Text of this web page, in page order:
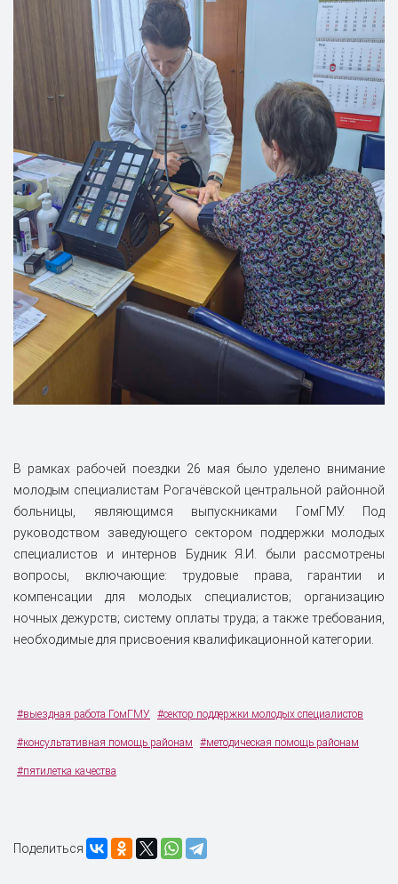
В рамках рабочей поездки 26 мая было уделено внимание
молодым специалистам Рогачёвской центральной районной
больницы, являющимся выпускниками ГомГМУ. Под
руководством заведующего сектором поддержки молодых
специалистов и интернов Будник Я.И. были рассмотрены
вопросы, включающие: трудовые права, гарантии и
компенсации для молодых специалистов; организацию
ночных дежурств; систему оплаты труда; а также требования,
необходимые для присвоения квалификационной категории.
#выездная работа ГомГМУ #сектор поддержки молодых специалистов
#консультативная помощь районам #методическая помощь районам
#пятилетка качества
Поделиться